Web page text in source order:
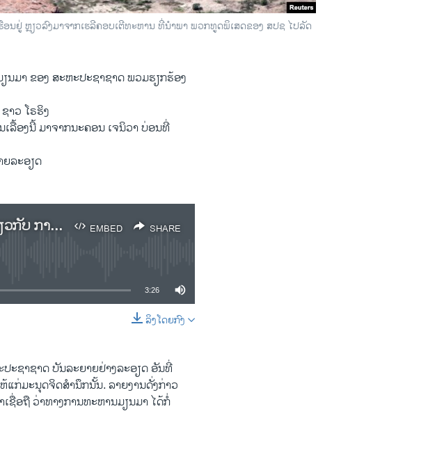
ນຢູ່ ຫຼຽວລົງມາຈາກເຮລີຄອບເຕີທະຫານ ທີ່ນຳພາ ພວກທູດພິເສດຂອງ ສປຊ ໄປລັດ
ມາ ຂອງ ສະຫະປະຊາຊາດ ພວມຮຽກຮ້ອງ
າວ ໂຣຮິງ
ເລື້ອງນີ້ ມາຈາກນະຄອນ ເຈນິວາ ບ່ອນທີ່
ລະອຽດ
EMBED SHARE
ກອງບັນຊາການມຽນມາ ຈະຕ້ອງໄດ້ຖືກ ສືບສວນກ່ຽວກັບ ການຂ້າລ້າງຜານ ເຊື້ອຊາດ
SHARE
3:26
ລິງໂດຍກົງ
ະຊາຊາດ ບັນລະຍາຍຢ່າງລະອຽດ ອັນທີ່
ແກ່ມະນຸດຈິດສຳນຶກນັ້ນ. ລາຍງານດັ່ງກ່າວ
ຊື່ອຖື ວ່າທາງການທະຫານມຽນມາ ໄດ້ກໍ່